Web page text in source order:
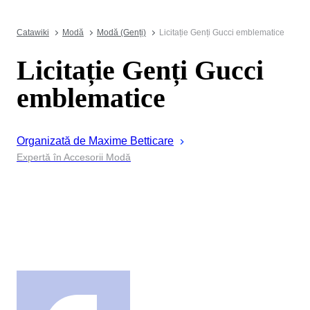
Catawiki Modă Modă (Genți) Licitație Genți Gucci emblematice
Licitație Genți Gucci
emblematice
Organizată de Maxime Betticare
Expertă în Accesorii Modă